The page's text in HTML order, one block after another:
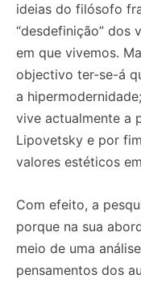
ideias do filósofo
“desdefinição” dos
em que vivemos.
objectivo ter-se-á
a
vive actualmente a
Lipovetsky e por
valores estéticos
Com efeito, a
porque na sua
meio de uma
pensamentos dos